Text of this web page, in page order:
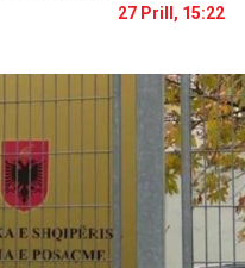
27 Prill, 15:22